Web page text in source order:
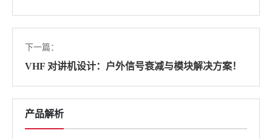
下一篇：
VHF 对讲机设计：户外信号衰减与模块解决方案！
产品解析